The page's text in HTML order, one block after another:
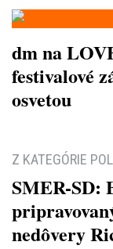
dm na
festivalové
osvetou
Z KATEGÓRIE
SMER-SD:
nedôvery